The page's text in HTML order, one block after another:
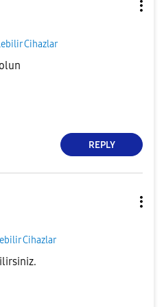
Cihazlar
REPLY
Cihazlar